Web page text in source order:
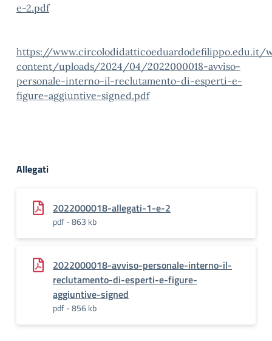
e-2.pdf
https://www.circolodidatticoeduardodefilippo.edu.it/
content/uploads/2024/04/2022000018-avviso-
personale-interno-il-reclutamento-di-esperti-e-
figure-aggiuntive-signed.pdf
Allegati
2022000018-allegati-1-e-2
pdf - 863 kb
2022000018-avviso-personale-interno-il-
reclutamento-di-esperti-e-figure-
aggiuntive-signed
pdf - 856 kb